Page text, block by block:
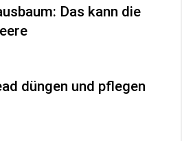
Das kann die
düngen und pflegen